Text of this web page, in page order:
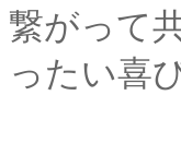
繋がって
ったい喜
め